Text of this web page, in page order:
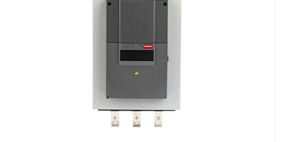
Под заказ